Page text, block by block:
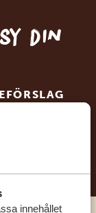
innehållet
din